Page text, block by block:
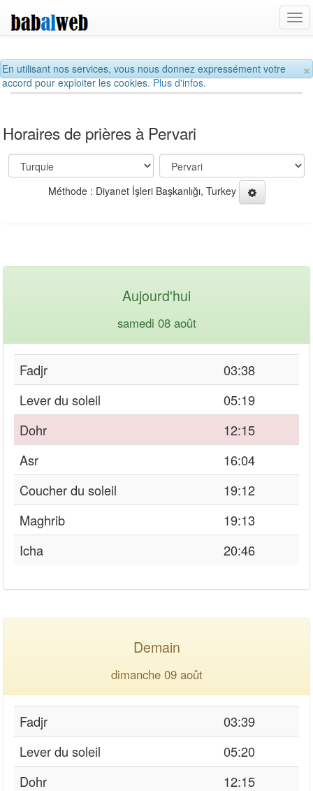
×
En utilisant nos services, vous nous donnez expressément votre
accord pour exploiter les cookies.Plus d'infos.
Horaires de prières à Pervari
Méthode : Diyanet İşleri Başkanlığı, Turkey
Aujourd'hui
samedi 08 août
Fadjr
03:38
Lever du soleil
05:19
Dohr
12:15
Asr
16:04
Coucher du soleil
19:12
Maghrib
19:13
Icha
20:46
Demain
dimanche 09 août
Fadjr
03:39
Lever du soleil
05:20
Dohr
12:15